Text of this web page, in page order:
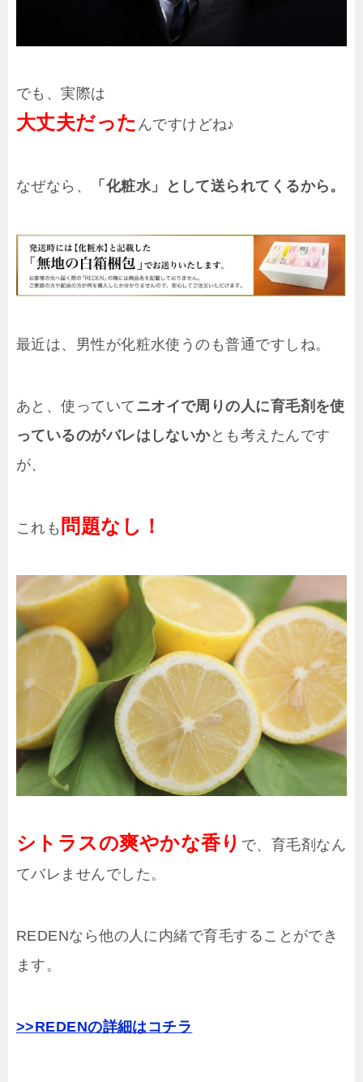
でも、実際は
大丈夫だった んですけどね♪
なぜなら、 「化粧水」として送られてくるから。
最近は、男性が化粧水使うのも普通ですしね。
あと、使っていて ニオイで周りの人に育毛剤を使
っているのがバレはしないかとも考えたんです
が、
これも 問題なし！
シトラスの爽やかな香り で、育毛剤なん
てバレませんでした。
REDENなら他の人に内緒で育毛することができ
ます。
>>REDENの詳細はコチラ